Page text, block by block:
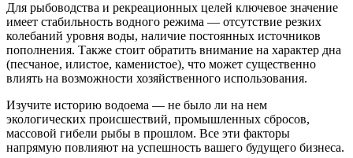
Для рыбоводства и рекреационных целей ключевое значение
имеет стабильность водного режима — отсутствие резких
колебаний уровня воды, наличие постоянных источников
пополнения. Также стоит обратить внимание на характер дна
(песчаное, илистое, каменистое), что может существенно
влиять на возможности хозяйственного использования.
Изучите историю водоема — не было ли на нем
экологических происшествий, промышленных сбросов,
массовой гибели рыбы в прошлом. Все эти факторы
напрямую повлияют на успешность вашего будущего бизнеса.